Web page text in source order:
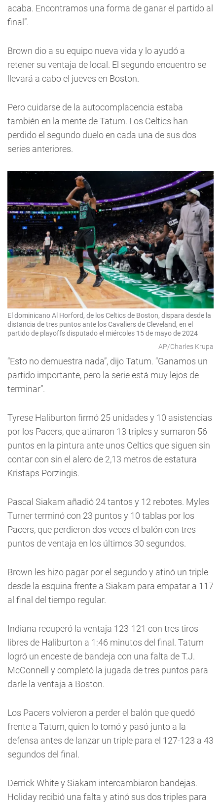
acaba. Encontramos una forma de ganar el partido al
final”.
Brown dio a su equipo nueva vida y lo ayudó a
retener su ventaja de local. El segundo encuentro se
llevará a cabo el jueves en Boston.
Pero cuidarse de la autocomplacencia estaba
también en la mente de Tatum. Los Celtics han
perdido el segundo duelo en cada una de sus dos
series anteriores.
El dominicano Al Horford, de los Celtics de Boston, dispara desde la
distancia de tres puntos ante los Cavaliers de Cleveland, en el
partido de playoffs disputado el miércoles 15 de mayo de 2024
AP/Charles Krupa
“Esto no demuestra nada”, dijo Tatum. “Ganamos un
partido importante, pero la serie está muy lejos de
terminar”.
Tyrese Haliburton firmó 25 unidades y 10 asistencias
por los Pacers, que atinaron 13 triples y sumaron 56
puntos en la pintura ante unos Celtics que siguen sin
contar con sin el alero de 2,13 metros de estatura
Kristaps Porzingis.
Pascal Siakam añadió 24 tantos y 12 rebotes. Myles
Turner terminó con 23 puntos y 10 tablas por los
Pacers, que perdieron dos veces el balón con tres
puntos de ventaja en los últimos 30 segundos.
Brown les hizo pagar por el segundo y atinó un triple
desde la esquina frente a Siakam para empatar a 117
al final del tiempo regular.
Indiana recuperó la ventaja 123-121 con tres tiros
libres de Haliburton a 1:46 minutos del final. Tatum
logró un enceste de bandeja con una falta de T.J.
McConnell y completó la jugada de tres puntos para
darle la ventaja a Boston.
Los Pacers volvieron a perder el balón que quedó
frente a Tatum, quien lo tomó y pasó junto a la
defensa antes de lanzar un triple para el 127-123 a 43
segundos del final.
Derrick White y Siakam intercambiaron bandejas.
Holiday recibió una falta y atinó sus dos triples para